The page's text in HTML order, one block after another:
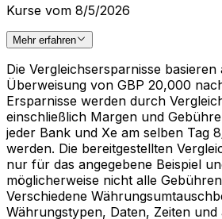
Kurse vom 8/5/2026
Mehr erfahren
Die Vergleichsersparnisse
Überweisung von GBP 20,000
Ersparnisse werden durch
einschließlich Margen und
jeder Bank und Xe am selben Tag
werden. Die bereitgestellten
nur für das angegebene Beispiel
möglicherweise nicht alle
Verschiedene
Währungstypen, Daten, Zeiten und